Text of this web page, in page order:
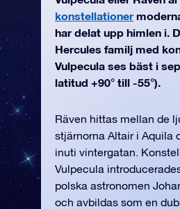
konstellationer
har delat upp himlen i.
Hercules familj med
Vulpecula ses bäst i
latitud +90° till -55°).
Räven hittas mellan de
stjärnorna Altair i Aquila
inuti vintergatan.
Vulpecula
polska astronomen
och avbildas som en